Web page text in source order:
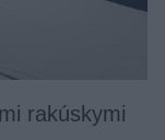
rakúskymi